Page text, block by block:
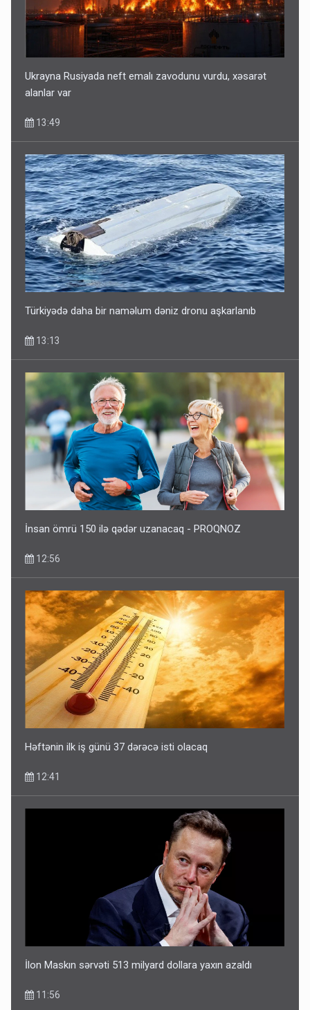
Ukrayna Rusiyada neft emalı zavodunu vurdu, xəsarət
alanlar var
13:49
Türkiyədə daha bir naməlum dəniz dronu aşkarlanıb
13:13
İnsan ömrü 150 ilə qədər uzanacaq - PROQNOZ
12:56
Həftənin ilk iş günü 37 dərəcə isti olacaq
12:41
İlon Maskın sərvəti 513 milyard dollara yaxın azaldı
11:56